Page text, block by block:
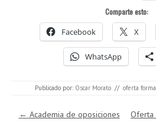
Comparte esto:
Facebook X
WhatsApp
Publicado por: Oscar Morato // oferta
Navegación de entradas
← Academia de oposiciones
Oferta